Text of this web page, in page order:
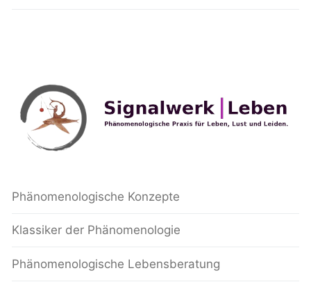
Phänomenologische Konzepte
Klassiker der Phänomenologie
Phänomenologische Lebensberatung